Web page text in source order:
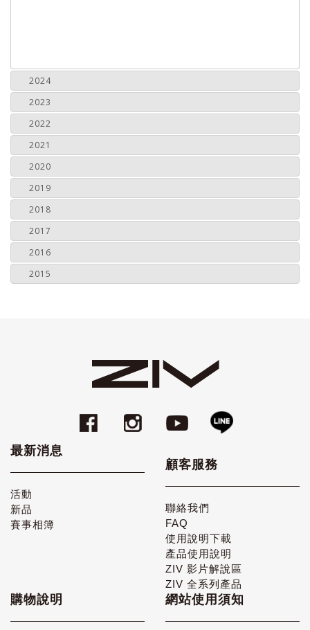
2024
2023
2022
2021
2020
2019
2018
2017
2016
2015
最新消息
活動
新品
賽事相簿
顧客服務
聯絡我們
FAQ
使用說明下載
產品使用說明
ZIV 影片解說區
ZIV 全系列產品
購物說明 網站使用須知